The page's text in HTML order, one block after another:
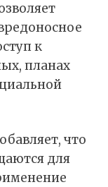
к
планах
что
для